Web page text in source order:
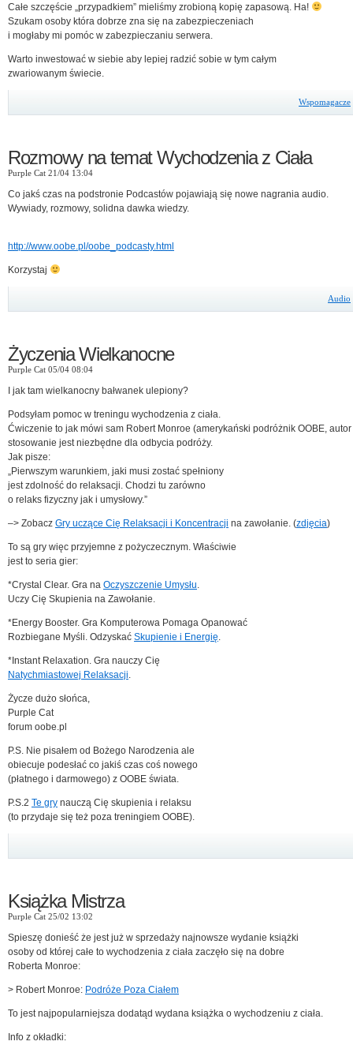
Całe szczęście „przypadkiem” mieliśmy zrobioną kopię zapasową. Ha!
Szukam osoby która dobrze zna się na zabezpieczeniach
i mogłaby mi pomóc w zabezpieczaniu serwera.
Warto inwestować w siebie aby lepiej radzić sobie w tym całym
zwariowanym świecie.
Wspomagacze
Rozmowy na temat Wychodzenia z Ciała
Purple Cat 21/04 13:04
Co jakś czas na podstronie Podcastów pojawiają się nowe nagrania audio.
Wywiady, rozmowy, solidna dawka wiedzy.
http://www.oobe.pl/oobe_podcasty.html
Korzystaj
Audio
Życzenia Wielkanocne
Purple Cat 05/04 08:04
I jak tam wielkanocny bałwanek ulepiony?
Podsyłam pomoc w treningu wychodzenia z ciała.
Ćwiczenie to jak mówi sam Robert Monroe (amerykański podróżnik OOBE,
stosowanie jest niezbędne dla odbycia podróży.
Jak pisze:
„Pierwszym warunkiem, jaki musi zostać spełniony
jest zdolność do relaksacji. Chodzi tu zarówno
o relaks fizyczny jak i umysłowy.”
–> Zobacz Gry uczące Cię Relaksacji i Koncentracji na zawołanie. (zdjęcia)
To są gry więc przyjemne z pożyczecznym. Właściwie
jest to seria gier:
*Crystal Clear. Gra na Oczyszczenie Umysłu.
Uczy Cię Skupienia na Zawołanie.
*Energy Booster. Gra Komputerowa Pomaga Opanować
Rozbiegane Myśli. Odzyskać Skupienie i Energię.
*Instant Relaxation. Gra nauczy Cię
Natychmiastowej Relaksacji.
Życze dużo słońca,
Purple Cat
forum oobe.pl
P.S. Nie pisałem od Bożego Narodzenia ale
obiecuje podesłać co jakiś czas coś nowego
(płatnego i darmowego) z OOBE świata.
P.S.2 Te gry nauczą Cię skupienia i relaksu
(to przydaje się też poza treningiem OOBE).
Książka Mistrza
Purple Cat 25/02 13:02
Spieszę donieść że jest już w sprzedaży najnowsze wydanie książki
osoby od której całe to wychodzenia z ciała zaczęło się na dobre
Roberta Monroe:
> Robert Monroe: Podróże Poza Ciałem
To jest najpopularniejsza dodatąd wydana książka o wychodzeniu z ciała.
Info z okładki: